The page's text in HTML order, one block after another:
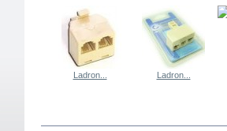
Ladron... Ladron...